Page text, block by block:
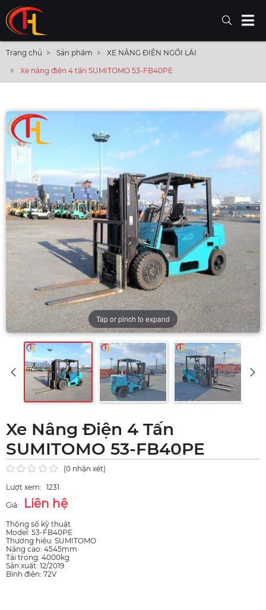
Trang chủ Sản phẩm
XE NÂNG ĐIỆN NGỒI LÁI
Xe nâng điện 4 tấn SUMITOMO 53-FB40PE
Tap or pinch to expand
Xe Nâng Điện 4 Tấn
SUMITOMO 53-FB40PE
(0 nhận xét)
Lượt xem: 1231
Giá:
Liên hệ
Thông số kỹ thuật
Model: 53-FB40PE
Thương hiệu: SUMITOMO
Nâng cao: 4545mm
Tải trọng: 4000kg
Sản xuất: 12/2019
Bình điện: 72V